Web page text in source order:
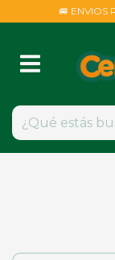
🚐 ENVIOS